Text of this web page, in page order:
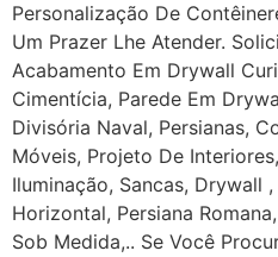
Personalização De
Um Prazer Lhe Atender.
Acabamento Em Drywall
Cimentícia, Parede Em
Divisória Naval, Persianas,
Móveis, Projeto De
Iluminação, Sancas, Drywall
Horizontal, Persiana
Sob Medida,.. Se Você